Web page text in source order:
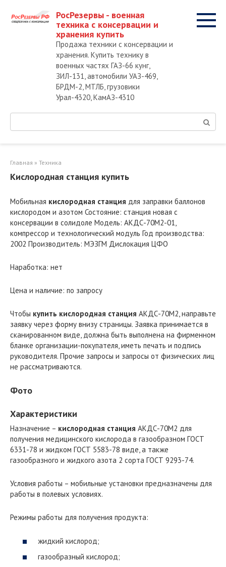
контенту
РосРезервы - военная
техника с консервации и
хранения купить
Продажа техники с консервации и
хранения. Купить технику в
военных частях ГАЗ-66 кунг,
ЗИЛ-131, автомобили УАЗ-469,
БРДМ-2, МТЛБ, грузовики
Урал-4320, КамАЗ-4310
Поиск:
Главная » Техника
Кислородная станция купить
Мобильная кислородная станция для заправки баллонов
кислородом и азотом Состояние: станция новая с
консервации в солидоле Модель: АКДС-70М2-01,
компрессор и технологический модуль Год производства:
2002 Производитель: МЭЗГМ Дислокация ЦФО
Наработка: нет
Цена и наличие: по запросу
Чтобы купить кислородная станция АКДС-70М2, направьте
заявку через форму внизу страницы. Заявка принимается в
сканированном виде, должна быть выполнена на фирменном
бланке организации-покупателя, иметь печать и подпись
руководителя. Прочие запросы и запросы от физических лиц
не рассматриваются.
Фото
Характеристики
Назначение – кислородная станция АКДС-70М2 для
получения медицинского кислорода в газообразном ГОСТ
6331-78 и жидком ГОСТ 5583-78 виде, а также
газообразного и жидкого азота 2 сорта ГОСТ 9293-74.
Условия работы – мобильные установки предназначены для
работы в полевых условиях.
Режимы работы для получения продукта:
жидкий кислород;
газообразный кислород;